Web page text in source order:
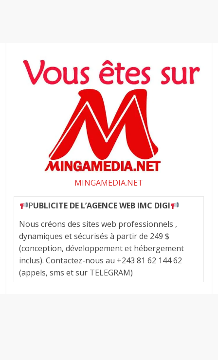
MINGAMEDIA.NET
PUBLICITE DE L’AGENCE WEB IMC DIGI
Nous créons des sites web professionnels ,
dynamiques et sécurisés à partir de 249 $
(conception, développement et hébergement
inclus). Contactez-nous au +243 81 62 144 62
(appels, sms et sur TELEGRAM)